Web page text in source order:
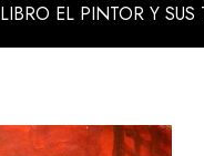
LIBRO EL PINTOR Y SUS